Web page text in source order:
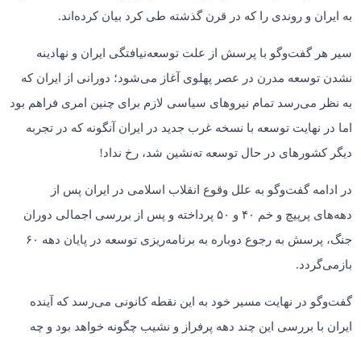
به ایران و روندی را که در قرن گذشته طی کرد بیان کرده‌اند.
سیر هر گفت‌وگو با پرسش از علت توسعه‌نیافتگی ایران و نهادینه
نشدن توسعه مدرن در عصر پهلوی آغاز می‌شود؛ دورانی از ایران که
به نظر می‌رسد تمام نیروهای سیاسی لازم برای چنین امری فراهم بود
اما در نهایت توسعه با نسخه غرب جدید در ایران آنگونه که در تجربه
دیگر کشورهای در حال توسعه ته‌نشین شد، رخ نداد!
در ادامه گفت‌وگو به علل وقوع انقلاب اسلامی در ایران پس از
دهه‌های پرپیچ و خم ۴۰ و ۵۰ پرداخته و پس از بررسی اجمالی دوران
جنگ، پرسش به رجوع دوباره به برنامه‌ریزی توسعه در پایان دهه ۶۰
بازمی‌گردد.
گفت‌وگو در نهایت مسیر خود به این نقطه کانونی می‌رسد که آینده
ایران با بررسی این چند دهه پرفراز و نشیب چگونه خواهد بود و چه